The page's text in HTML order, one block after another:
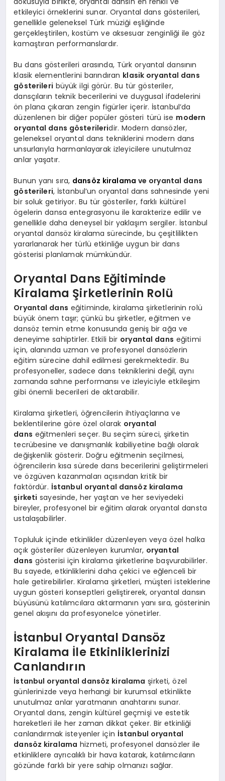
etkileyici örneklerini sunar. Oryantal dans gösterileri,
genellikle geleneksel Türk müziği eşliğinde
gerçekleştirilen, kostüm ve aksesuar zenginliği ile göz
kamaştıran performanslardır.
Bu dans gösterileri arasında, Türk oryantal dansının
klasik elementlerini barındıran klasik oryantal dans
gösterileri büyük ilgi görür. Bu tür gösteriler,
dansçıların teknik becerilerini ve duygusal ifadelerini
ön plana çıkaran zengin figürler içerir. İstanbul’da
düzenlenen bir diğer popüler gösteri türü ise modern
oryantal dans gösterileridir. Modern dansözler,
geleneksel oryantal dans tekniklerini modern dans
unsurlarıyla harmanlayarak izleyicilere unutulmaz
anlar yaşatır.
Bunun yanı sıra, dansöz kiralama ve oryantal dans
gösterileri, İstanbul’un oryantal dans sahnesinde yeni
bir soluk getiriyor. Bu tür gösteriler, farklı kültürel
ögelerin dansa entegrasyonu ile karakterize edilir ve
genellikle daha deneysel bir yaklaşım sergiler. İstanbul
oryantal dansöz kiralama sürecinde, bu çeşitlilikten
yararlanarak her türlü etkinliğe uygun bir dans
gösterisi planlamak mümkündür.
Oryantal Dans Eğitiminde
Kiralama Şirketlerinin Rolü
Oryantal dans eğitiminde, kiralama şirketlerinin rolü
büyük önem taşır; çünkü bu şirketler, eğitmen ve
dansöz temin etme konusunda geniş bir ağa ve
deneyime sahiptirler. Etkili bir oryantal dans eğitimi
için, alanında uzman ve profesyonel dansözlerin
eğitim sürecine dahil edilmesi gerekmektedir. Bu
profesyoneller, sadece dans tekniklerini değil, aynı
zamanda sahne performansı ve izleyiciyle etkileşim
gibi önemli becerileri de aktarabilir.
Kiralama şirketleri, öğrencilerin ihtiyaçlarına ve
beklentilerine göre özel olarak oryantal
dans eğitmenleri seçer. Bu seçim süreci, şirketin
tecrübesine ve danışmanlık kabiliyetine bağlı olarak
değişkenlik gösterir. Doğru eğitmenin seçilmesi,
öğrencilerin kısa sürede dans becerilerini geliştirmeleri
ve özgüven kazanmaları açısından kritik bir
faktördür. İstanbul oryantal dansöz kiralama
şirketi sayesinde, her yaştan ve her seviyedeki
bireyler, profesyonel bir eğitim alarak oryantal dansta
ustalaşabilirler.
Topluluk içinde etkinlikler düzenleyen veya özel halka
açık gösteriler düzenleyen kurumlar, oryantal
dans gösterisi için kiralama şirketlerine başvurabilirler.
Bu sayede, etkinliklerini daha çekici ve eğlenceli bir
hale getirebilirler. Kiralama şirketleri, müşteri isteklerine
uygun gösteri konseptleri geliştirerek, oryantal dansın
büyüsünü katılımcılara aktarmanın yanı sıra, gösterinin
genel akışını da profesyonelce yönetirler.
İstanbul Oryantal Dansöz
Kiralama İle Etkinliklerinizi
Canlandırın
İstanbul oryantal dansöz kiralama şirketi, özel
günlerinizde veya herhangi bir kurumsal etkinlikte
unutulmaz anlar yaratmanın anahtarını sunar.
Oryantal dans, zengin kültürel geçmişi ve estetik
hareketleri ile her zaman dikkat çeker. Bir etkinliği
canlandırmak isteyenler için İstanbul oryantal
dansöz kiralama hizmeti, profesyonel dansözler ile
etkinliklere ayrıcalıklı bir hava katarak, katılımcıların
gözünde farklı bir yere sahip olmanızı sağlar.